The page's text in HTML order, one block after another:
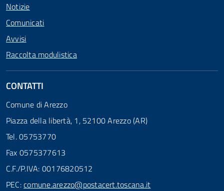
Notizie
Comunicati
Avvisi
Raccolta modulistica
CONTATTI
Comune di Arezzo
Piazza della libertà, 1, 52100 Arezzo (AR)
Tel. 05753770
Fax 0575377613
C.F./P.IVA: 00176820512
PEC:comune.arezzo@postacert.toscana.it